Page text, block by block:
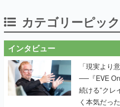
カテゴリーピッ
インタビュー
「現実より
──『EVE
続ける”クレ
く本気だった